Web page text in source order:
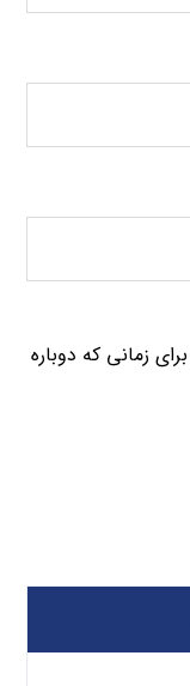
زمانی که دوباره